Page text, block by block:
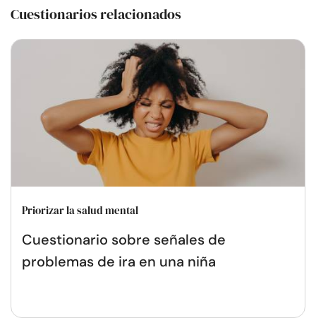
Cuestionarios relacionados
Priorizar la salud mental
Cuestionario sobre señales de
problemas de ira en una niña